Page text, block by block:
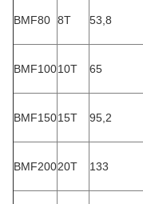
BMF05 500kg 3.5
BMF08
kg
5
BMF10 1T 6.35
BMF20 2T 12.9